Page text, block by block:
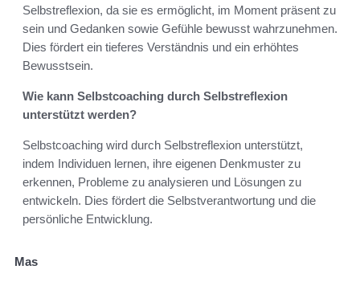
Selbstreflexion, da sie es ermöglicht, im Moment präsent zu
sein und Gedanken sowie Gefühle bewusst wahrzunehmen.
Dies fördert ein tieferes Verständnis und ein erhöhtes
Bewusstsein.
Wie kann Selbstcoaching durch Selbstreflexion
unterstützt werden?
Selbstcoaching wird durch Selbstreflexion unterstützt,
indem Individuen lernen, ihre eigenen Denkmuster zu
erkennen, Probleme zu analysieren und Lösungen zu
entwickeln. Dies fördert die Selbstverantwortung und die
persönliche Entwicklung.
Mas